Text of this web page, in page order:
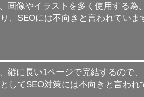
画像やイラストを多く使用する為、
、SEOには不向きと言われていま
縦に長い1ページで完結するので、
してSEO対策には不向きと言われ